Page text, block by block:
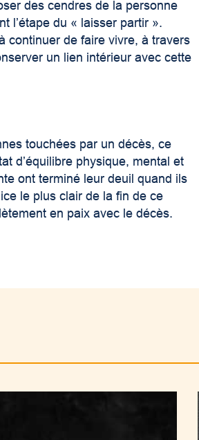
des cendres de la personne
l’étape du « laisser partir ».
continuer de faire vivre, à travers
un lien intérieur avec cette
touchées par un décès, ce
d’équilibre physique, mental et
ont terminé leur deuil quand ils
le plus clair de la fin de ce
en paix avec le décès.